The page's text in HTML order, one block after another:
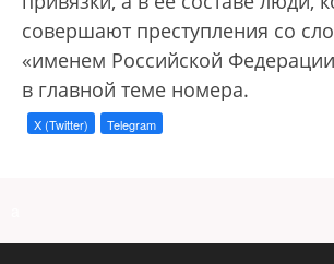
совершают преступления со
«именем Российской
в главной теме номера.
X (Twitter) Telegram